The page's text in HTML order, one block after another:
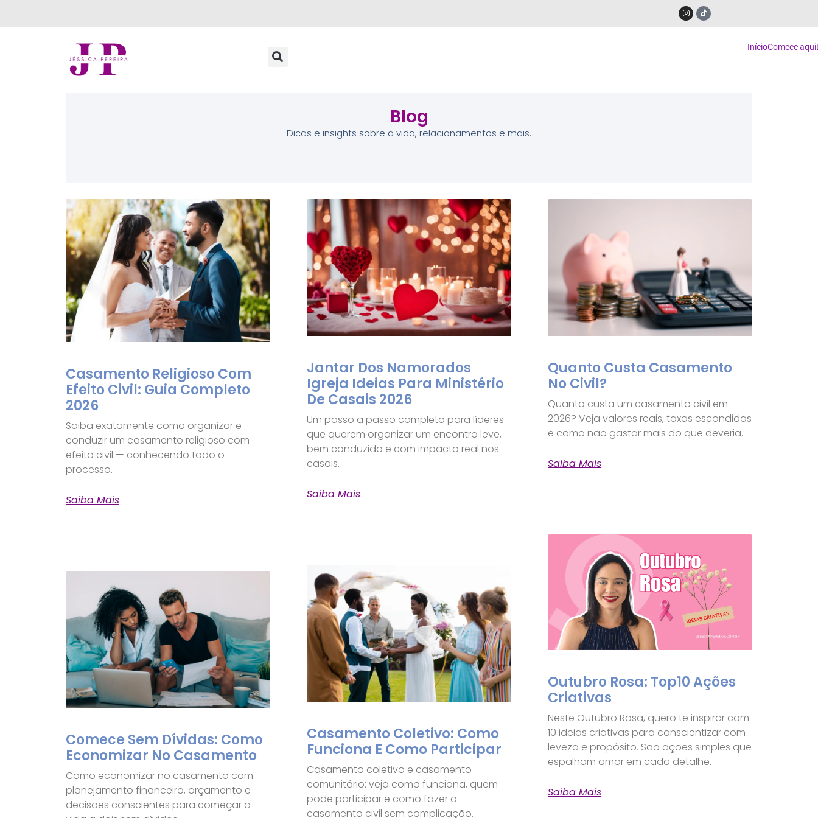
InícioComece aqui
Blog
Dicas e insights sobre a vida, relacionamentos e mais.
Casamento Religioso Com
Efeito Civil: Guia Completo
2026
Saiba exatamente como organizar e
conduzir um casamento religioso com
efeito civil — conhecendo todo o
processo.
Saiba Mais
Jantar Dos Namorados
Igreja Ideias Para Ministério
De Casais 2026
Um passo a passo completo para líderes
que querem organizar um encontro leve,
bem conduzido e com impacto real nos
casais.
Saiba Mais
Quanto Custa Casamento
No Civil?
Quanto custa um casamento civil em
2026? Veja valores reais, taxas escondidas
e como não gastar mais do que deveria.
Saiba Mais
Comece Sem Dívidas: Como
Economizar No Casamento
Como economizar no casamento com
planejamento financeiro, orçamento e
decisões conscientes para começar a
Casamento Coletivo: Como
Funciona E Como Participar
Casamento coletivo e casamento
comunitário: veja como funciona, quem
pode participar e como fazer o
casamento civil sem complicação.
Outubro Rosa: Top10 Ações
Criativas
Neste Outubro Rosa, quero te inspirar com
10 ideias criativas para conscientizar com
leveza e propósito. São ações simples que
espalham amor em cada detalhe.
Saiba Mais